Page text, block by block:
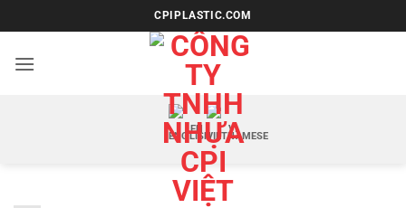
qua
nội
CPIPLASTIC.COM
EN VI